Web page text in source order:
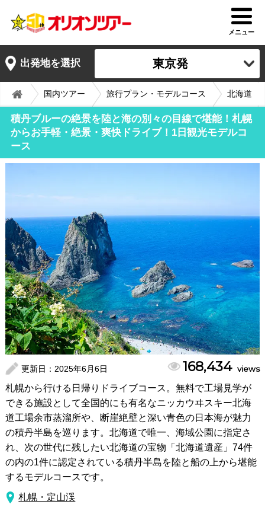
メニュー
出発地を選択 東京発
国内ツアー 旅行プラン・モデルコース 北海道
積丹ブルーの絶景を陸と海の別々の目線で堪能！札幌
からお手軽・絶景・爽快ドライブ！1日観光モデルコ
ース
更新日： 2025年6月6日 168,434 views
札幌から行ける日帰りドライブコース。無料で工場見学が
できる施設として全国的にも有名なニッカウヰスキー北海
道工場余市蒸溜所や、断崖絶壁と深い青色の日本海が魅力
の積丹半島を巡ります。北海道で唯一、海域公園に指定さ
れ、次の世代に残したい北海道の宝物「北海道遺産」74件
の内の1件に認定されている積丹半島を陸と船の上から堪能
するモデルコースです。
札幌・定山渓